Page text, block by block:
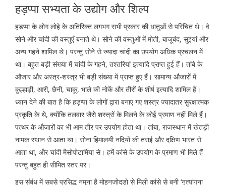
हड़प्पा सभ्यता के उद्योग और शिल्प
हड़प्पा के लोग लोहे के अतिरिक्त लगभग सभी प्रकार की धातुओं से परिचित थे। वे
सोने और चांदी की वस्तुएँ बनाते थे। सोने की वस्तुओं में मोती, बाजूबंद, सुइयां और
अन्य गहने शामिल थे। परन्तु सोने से ज्यादा चांदी का उपयोग अधिक प्रचलन में
था। बहुत बड़ी संख्या में चांदी के गहने, तश्तरियां इत्यादि प्राप्त हुई हैं। तांबे के
औजार और अस्त्र-शस्त्र भी बड़ी संख्या में प्राप्त हुए हैं। सामान्य औजारों में
कुल्हाड़ी, आरी, छैनी, चाकू, भाले की नोकें और तीरों के शीर्ष इत्यादि शामिल हैं।
ध्यान देने की बात है कि हड़प्पा के लोगों द्वारा बनाए गए शस्त्र ज्यादातर सुरक्षात्मक
प्रकृति के थे, क्योंकि तलवार जैसे शस्त्रों के मिलने के कोई प्रमाण नहीं मिले हैं।
पत्थर के औजारों का भी आम तौर पर उपयोग होता था। तांबा, राजस्थान में खेतड़ी
नामक स्थान से आता था। सोना हिमालयी नदियों की तराई और दक्षिण भारत से
आता था, और चांदी मैसोपोटामिया से। हमें कांसे के उपयोग के प्रमाण भी मिले हैं
परन्तु बहुत ही सीमित स्तर पर।
इस संबंध में सबसे प्रसिद्ध नमूना है मोहनजोदड़ो से मिली कांसे से बनी ‘नृत्यांगना